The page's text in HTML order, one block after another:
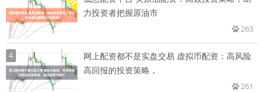
力投资者把握原油市
263
4
网上配资都不是实盘交易 虚拟币配资：高风险
高回报的投资策略，
261